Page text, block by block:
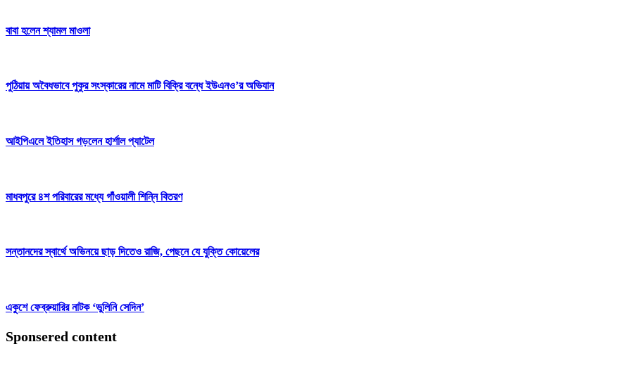
বাবা হলেন শ্যামল মাওলা
পুঠিয়ায় অবৈধভাবে পুকুর সংস্কারের নামে মাটি বিক্রি বন্ধে ইউএনও’র অভিযান
আইপিএলে ইতিহাস গড়লেন হার্শাল প্যাটেল
মাধবপুরে ৪শ পরিবারের মধ্যে গাঁওয়ালী শিন্নি বিতরণ
সন্তানদের স্বার্থে অভিনয়ে ছাড় দিতেও রাজি, পেছনে যে যুক্তি কোয়েলের
একুশে ফেব্রুয়ারির নাটক ‘ভুলিনি সেদিন’
Sponsered content